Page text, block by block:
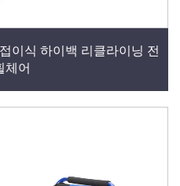
이식 하이백 리클라이닝 전
체어